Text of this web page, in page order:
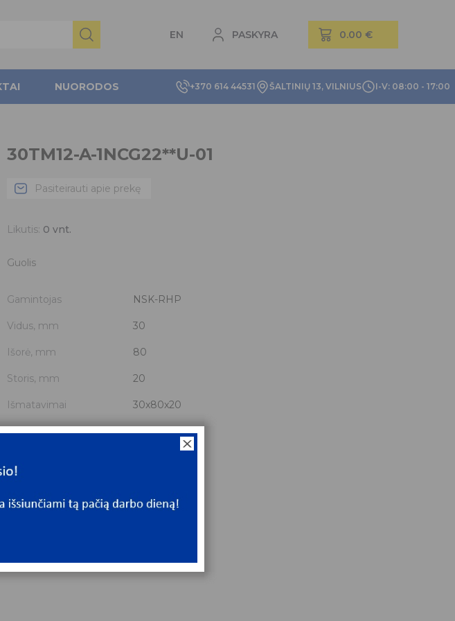
EN PASKYRA
+370 614 44531 ŠALTINIŲ 13, VILNIUS I-V: 08:00 - 17:00
NUORODOS
30TM12-A-1NCG22**U-01
Pasiteirauti apie prekę
Likutis: 0 vnt.
Guolis
Gamintojas NSK-RHP
Vidus, mm 30
Išorė, mm 80
Storis, mm 20
Išmatavimai 30x80x20
Mato vnt. VNT